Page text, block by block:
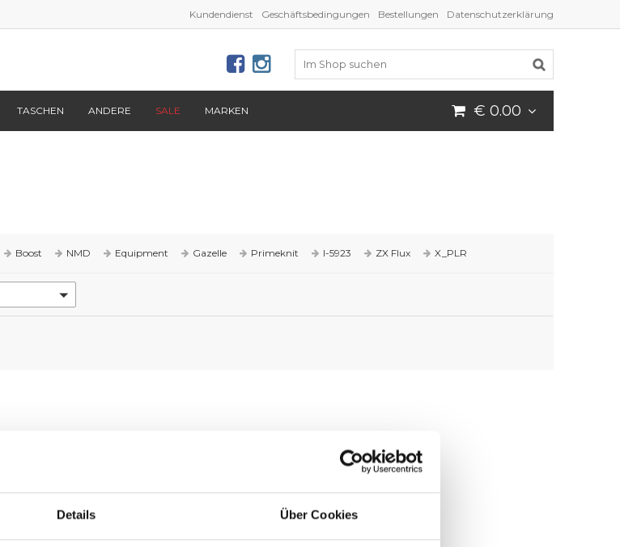
Details Über Cookies
Kundendienst Geschäftsbedingungen Bestellungen Datenschutzerklärung
TASCHEN ANDERE SALE MARKEN € 0.00
Boost NMD Equipment Gazelle Primeknit I-5923 ZX Flux X_PLR